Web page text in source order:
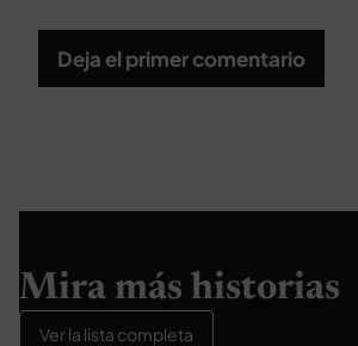
Deja el primer comentario
Mira más historias
Ver la lista completa